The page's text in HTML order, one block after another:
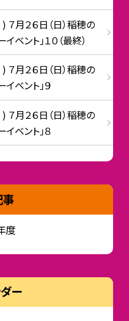
７月２６日（日）稲穂の
イベント」１０（最終）
７月２６日（日）稲穂の
イベント」９
７月２６日（日）稲穂の
イベント」８
度
ー